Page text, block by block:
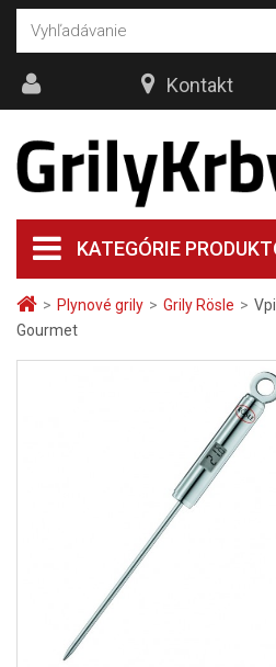
> Plynové grily > Grily Rösle >
Gourmet
KATEGÓRIE
Kontakt